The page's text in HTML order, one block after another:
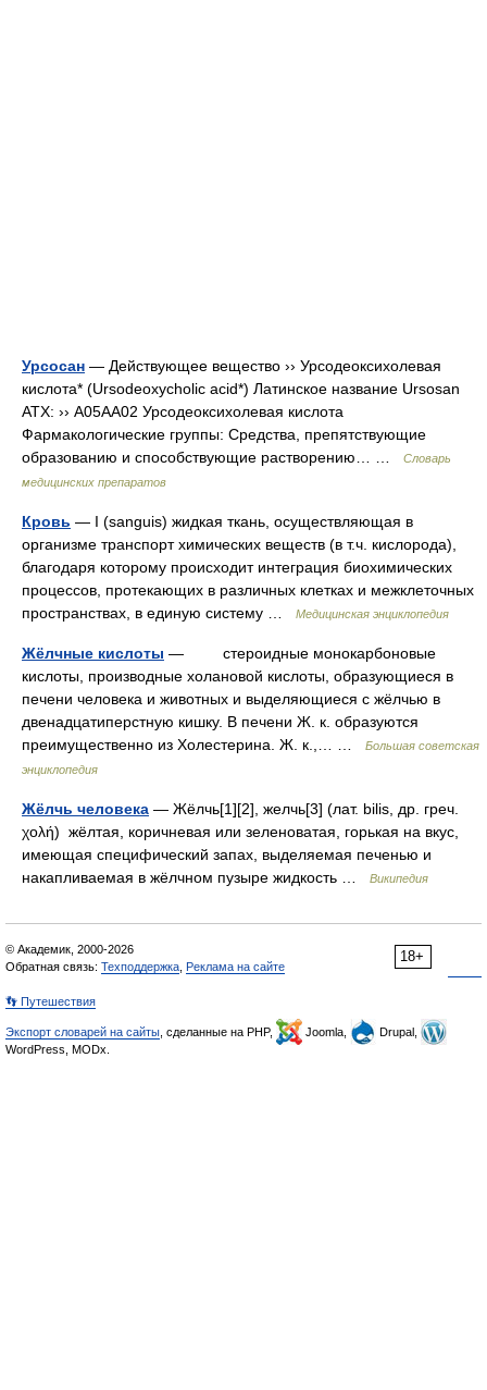
Урсосан — Действующее вещество ›› Урсодеоксихолевая
кислота* (Ursodeoxycholic acid*) Латинское название Ursosan
АТХ: ›› A05AA02 Урсодеоксихолевая кислота
Фармакологические группы: Средства, препятствующие
образованию и способствующие растворению… …
Словарь
медицинских препаратов
Кровь — I (sanguis) жидкая ткань, осуществляющая в
организме транспорт химических веществ (в т.ч. кислорода),
благодаря которому происходит интеграция биохимических
процессов, протекающих в различных клетках и межклеточных
пространствах, в единую систему …
Медицинская энциклопедия
Жёлчные кислоты — стероидные монокарбоновые
кислоты, производные холановой кислоты, образующиеся в
печени человека и животных и выделяющиеся с жёлчью в
двенадцатиперстную кишку. В печени Ж. к. образуются
преимущественно из Холестерина. Ж. к.,… …
Большая советская
энциклопедия
Жёлчь человека — Жёлчь[1][2], желчь[3] (лат. bilis, др. греч.
χολή) жёлтая, коричневая или зеленоватая, горькая на вкус,
имеющая специфический запах, выделяемая печенью и
накапливаемая в жёлчном пузыре жидкость …
Википедия
18+
© Академик, 2000-2026
Обратная связь: Техподдержка Реклама на сайте
👣 Путешествия
Экспорт словарей на сайты , сделанные на PHP, Joomla,
Drupal,
WordPress, MODx.